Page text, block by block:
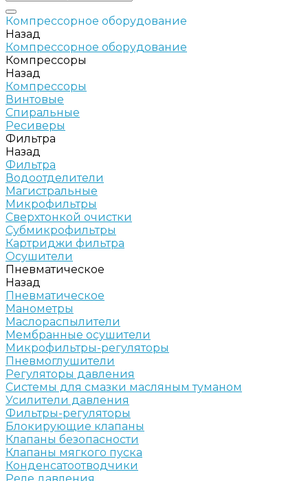
Компрессорное оборудование
Назад
Компрессорное оборудование
Компрессоры
Назад
Компрессоры
Винтовые
Спиральные
Ресиверы
Фильтра
Назад
Фильтра
Водоотделители
Магистральные
Микрофильтры
Сверхтонкой очистки
Субмикрофильтры
Картриджи фильтра
Осушители
Пневматическое
Назад
Пневматическое
Манометры
Маслораспылители
Мембранные осушители
Микрофильтры-регуляторы
Пневмоглушители
Регуляторы давления
Системы для смазки масляным туманом
Усилители давления
Фильтры-регуляторы
Блокирующие клапаны
Клапаны безопасности
Клапаны мягкого пуска
Конденсатоотводчики